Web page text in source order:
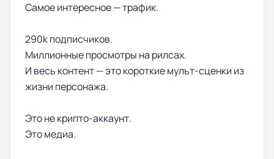
Самое интересное — трафик.
290k подписчиков.
Миллионные просмотры на рилсах.
И весь контент — это короткие мульт-сценки из
жизни персонажа.
Это не крипто-аккаунт.
Это медиа.